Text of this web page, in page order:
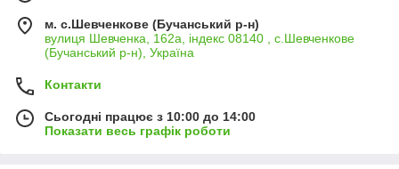
м. с.Шевченкове (Бучанський р-н)
вулиця Шевченка, 162а, індекс 08140 , с.Шевченкове
(Бучанський р-н), Україна
Контакти
Сьогодні працює з 10:00 до 14:00
Показати весь графік роботи